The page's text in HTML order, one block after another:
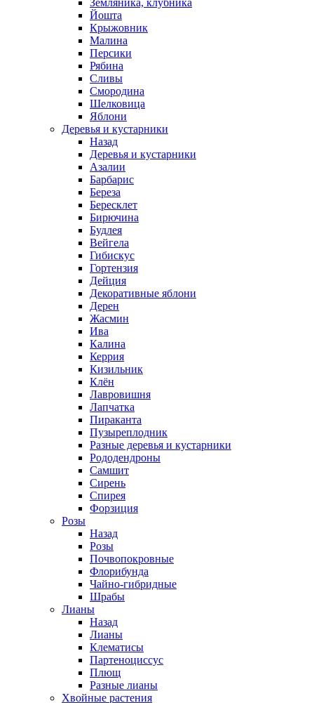
Земляника, клубника
Йошта
Крыжовник
Малина
Персики
Рябина
Сливы
Смородина
Шелковица
Яблони
Деревья и кустарники
Назад
Деревья и кустарники
Азалии
Барбарис
Береза
Бересклет
Бирючина
Будлея
Вейгела
Гибискус
Гортензия
Дейция
Декоративные яблони
Дерен
Жасмин
Ива
Калина
Керрия
Кизильник
Клён
Лавровишня
Лапчатка
Пираканта
Пузыреплодник
Разные деревья и кустарники
Рододендроны
Самшит
Сирень
Спирея
Форзиция
Розы
Назад
Розы
Почвопокровные
Флорибунда
Чайно-гибридные
Шрабы
Лианы
Назад
Лианы
Клематисы
Партеноциссус
Плющ
Разные лианы
Хвойные растения